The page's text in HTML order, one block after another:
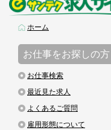
ホーム
お仕事をお探しの方
お仕事検索
最近見た求人
よくあるご質問
雇用形態について